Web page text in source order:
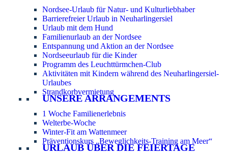
Nordsee-Urlaub für Natur- und Kulturliebhaber
Barrierefreier Urlaub in Neuharlingersiel
Urlaub mit dem Hund
Familienurlaub an der Nordsee
Entspannung und Aktion an der Nordsee
Nordseeurlaub für die Kinder
Programm des Leuchttürmchen-Club
Aktivitäten mit Kindern während des Neuharlingersiel-
Urlaubes
Strandkorbvermietung
UNSERE ARRANGEMENTS
1 Woche Familienerlebnis
Welterbe-Woche
Winter-Fit am Wattenmeer
Präventionskurs „Beweglichkeits-Training am Meer“
URLAUB ÜBER DIE FEIERTAGE